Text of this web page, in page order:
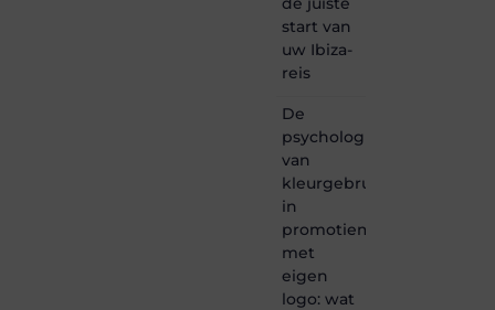
start van
uw Ibiza-
reis
De
psychologie
van
kleurgebruik
in
promotiemateriaal
met
eigen
logo: wat